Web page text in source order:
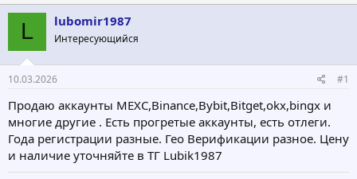
т
о
р
т
е
м
т
а
н
ч
а
L lubomir1987
Интересующийся
10.03.2026 #1
Продаю аккаунты MEXC,Binance,Bybit,Bitget,okx,bingx и
многие другие . Есть прогретые аккаунты, есть отлеги.
Года регистрации разные. Гео Верификации разное. Цену
и наличие уточняйте в ТГ Lubik1987